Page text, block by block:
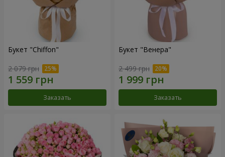
Букет "Chiffon"
2 079 грн
Заказать
Букет "Венера"
2 499 грн
Заказать